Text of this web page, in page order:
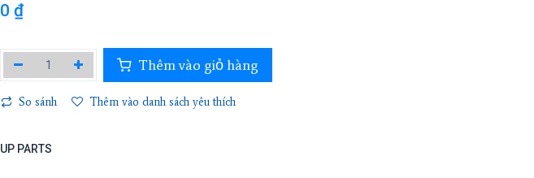
0 ₫
Thêm vào giỏ hàng
So sánh Thêm vào danh sách yêu thích
UP PARTS